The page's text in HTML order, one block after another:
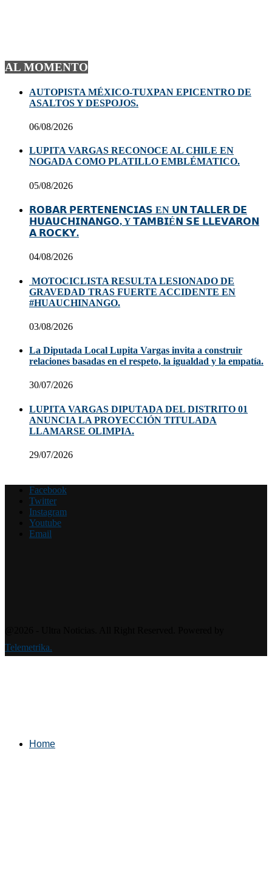
AL MOMENTO
AUTOPISTA MÉXICO-TUXPAN EPICENTRO DE
ASALTOS Y DESPOJOS.
06/08/2026
LUPITA VARGAS RECONOCE AL CHILE EN
NOGADA COMO PLATILLO EMBLÉMATICO.
05/08/2026
𝗥𝗢𝗕𝗔𝗥 𝗣𝗘𝗥𝗧𝗘𝗡𝗘𝗡𝗖𝗜𝗔𝗦 EN 𝗨𝗡 𝗧𝗔𝗟𝗟𝗘𝗥 𝗗𝗘
𝗛𝗨𝗔𝗨𝗖𝗛𝗜𝗡𝗔𝗡𝗚𝗢, Y 𝗧𝗔𝗠𝗕𝗜É𝗡 𝗦𝗘 𝗟𝗟𝗘𝗩𝗔𝗥𝗢𝗡
𝗔 𝗥𝗢𝗖𝗞𝗬.
04/08/2026
MOTOCICLISTA RESULTA LESIONADO DE
GRAVEDAD TRAS FUERTE ACCIDENTE EN
#HUAUCHINANGO.
03/08/2026
La Diputada Local Lupita Vargas invita a construir
relaciones basadas en el respeto, la igualdad y la empatía.
30/07/2026
LUPITA VARGAS DIPUTADA DEL DISTRITO 01
ANUNCIA LA PROYECCIÓN TITULADA
LLAMARSE OLIMPIA.
29/07/2026
Facebook
Twitter
Instagram
Youtube
Email
Telemetrika.
Home